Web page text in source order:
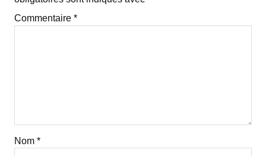
Commentaire *
Nom *